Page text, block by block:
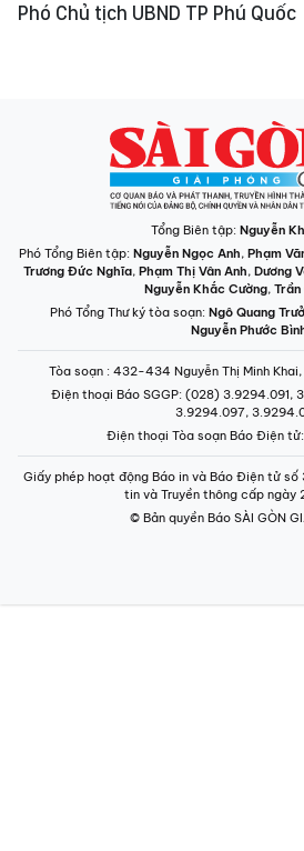
Phó Chủ tịch UBND TP Phú Quốc
Tổng Biên tập: Nguyễn
Phó Tổng Biên tập: Nguyễn Ngọc Anh, Phạm
Trương Đức Nghĩa, Phạm Thị Vân Anh, Dương
Nguyễn Khắc Cường, Trần
Phó Tổng Thư ký tòa soạn: Ngô Quang
Nguyễn Phước
Tòa soạn : 432-434 Nguyễn Thị Minh Khai,
Điện thoại Báo SGGP: (028) 3.9294.091,
3.9294.097,
Điện thoại Tòa soạn Báo Điện tử
Giấy phép hoạt động Báo in và Báo Điện tử số
tin và Truyền thông cấp
© Bản quyền Báo SÀI GÒN